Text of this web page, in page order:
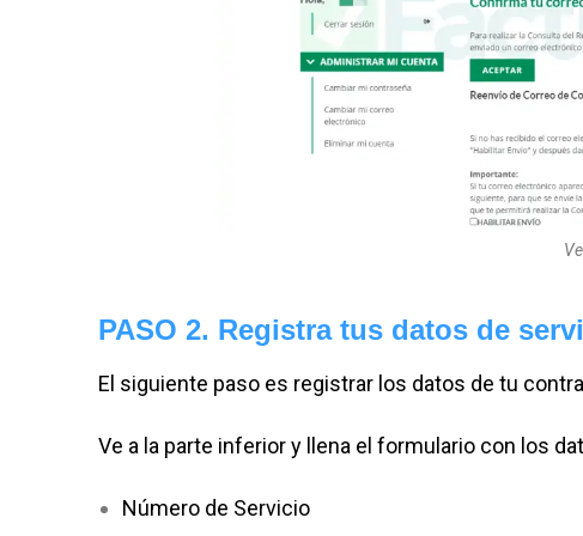
PASO 2. Registra tus datos de
El siguiente paso es registrar los datos de tu
Ve a la parte inferior y llena el formulario con los
Número de Servicio